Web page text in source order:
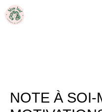
Aller
au
NOTE À SOI-